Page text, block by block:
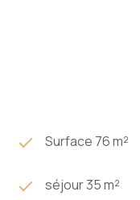
Surface 76 m²
séjour 35 m²